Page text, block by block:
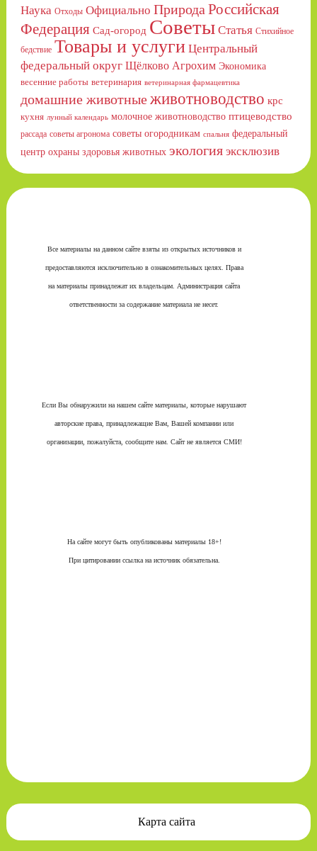
Наука Отходы Официально Природа Российская
Федерация Сад-огород Советы Статья Стихийное
бедствие Товары и услуги Центральный
федеральный округ Щёлково Агрохим Экономика
весенние работы ветеринария ветеринарная фармацевтика
домашние животныеживотноводство крс
кухня лунный календарь молочное животноводство птицеводство
рассада советы агронома советы огородникам спальня федеральный
центр охраны здоровья животных экология эксклюзив
Все материалы на данном сайте взяты из открытых источников и
предоставляются исключительно в ознакомительных целях. Права
на материалы принадлежат их владельцам. Администрация сайта
ответственности за содержание материала не несет.
Если Вы обнаружили на нашем сайте материалы, которые нарушают
авторские права, принадлежащие Вам, Вашей компании или
организации, пожалуйста, сообщите нам. Сайт не является СМИ!
На сайте могут быть опубликованы материалы 18+!
При цитировании ссылка на источник обязательна.
Карта сайта